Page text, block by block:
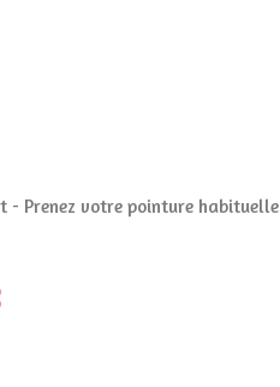
- Prenez votre pointure habituelle